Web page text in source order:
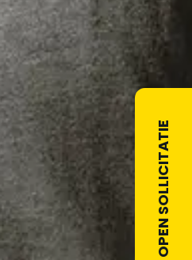
OPEN SOLLICITATIE